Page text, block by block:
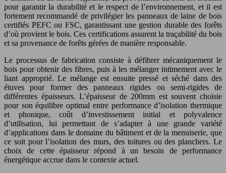
pour garantir la durabilité et le respect de l’environnement, et il est
fortement recommandé de privilégier les panneaux de laine de bois
certifiés PEFC ou FSC, garantissant une gestion durable des forêts
d’où provient le bois. Ces certifications assurent la traçabilité du bois
et sa provenance de forêts gérées de manière responsable.
Le processus de fabrication consiste à défibrer mécaniquement le
bois pour obtenir des fibres, puis à les mélanger intimement avec le
liant approprié. Le mélange est ensuite pressé et séché dans des
étuves pour former des panneaux rigides ou semi-rigides de
différentes épaisseurs. L’épaisseur de 200mm est souvent choisie
pour son équilibre optimal entre performance d’isolation thermique
et phonique, coût d’investissement initial et polyvalence
d’utilisation, lui permettant de s’adapter à une grande variété
d’applications dans le domaine du bâtiment et de la menuiserie, que
ce soit pour l’isolation des murs, des toitures ou des planchers. Le
choix de cette épaisseur répond à un besoin de performance
énergétique accrue dans le contexte actuel.